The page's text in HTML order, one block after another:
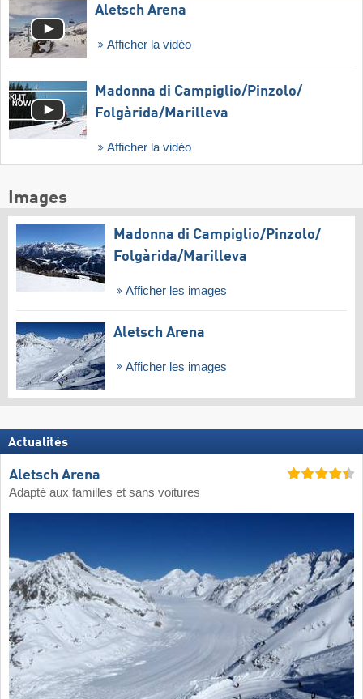
Aletsch Arena
Afficher la vidéo
Madonna di Campiglio/​Pinzolo/​
Folgàrida/​Marilleva
Afficher la vidéo
Images
Madonna di Campiglio/​Pinzolo/​
Folgàrida/​Marilleva
Afficher les images
Aletsch Arena
Afficher les images
Actualités
Aletsch Arena
Adapté aux familles et sans voitures